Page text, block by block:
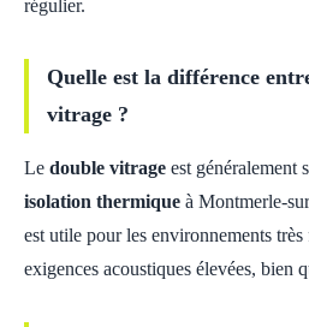
régulier.
Quelle est la différence
vitrage ?
Le double vitrage est généralement
isolation thermique à Montmerle-
est utile pour les environnements
exigences acoustiques élevées, bien